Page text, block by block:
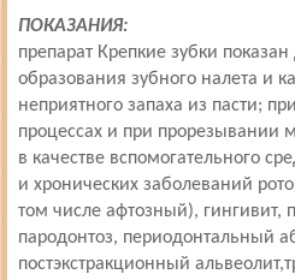
ПОКАЗАНИЯ:
препарат Крепкие зубки
образования зубного налета и
неприятного запаха из пасти;
процессах и при прорезывании
в качестве вспомогательного
и хронических заболеваний
том числе афтозный), гингивит,
пародонтоз, периодонтальный
постэкстракционный